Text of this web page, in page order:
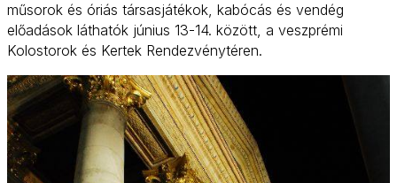
műsorok és óriás társasjátékok, kabócás és vendég
előadások láthatók június 13-14. között, a veszprémi
Kolostorok és Kertek Rendezvénytéren.